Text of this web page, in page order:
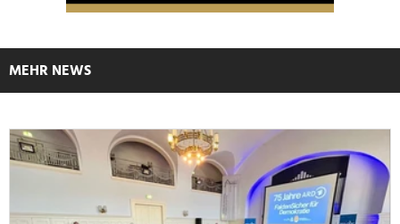
MEHR NEWS